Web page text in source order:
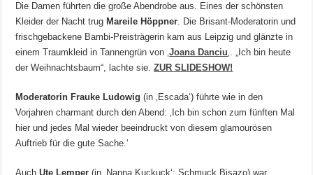
Die Damen führten die große Abendrobe aus. Eines der schönsten
Kleider der Nacht trug Mareile Höppner. Die Brisant-Moderatorin und
frischgebackene Bambi-Preisträgerin kam aus Leipzig und glänzte in
einem Traumkleid in Tannengrün von ‚Joana Danciu‚. „Ich bin heute
der Weihnachtsbaum“, lachte sie.ZUR SLIDESHOW!
Moderatorin Frauke Ludowig (in ‚Escada‘) führte wie in den
Vorjahren charmant durch den Abend: ‚Ich bin schon zum fünften Mal
hier und jedes Mal wieder beeindruckt von diesem glamourösen
Auftrieb für die gute Sache.‘
AuchUte Lemper (in ‚Nanna Kuckuck‘; Schmuck Bisazo) war